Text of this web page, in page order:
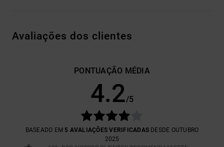
Avaliações dos clientes
PONTUAÇÃO MÉDIA
4.2/5
BASEADO EM 5 AVALIAÇÕES VERIFICADAS DESDE OUTUBRO
2025